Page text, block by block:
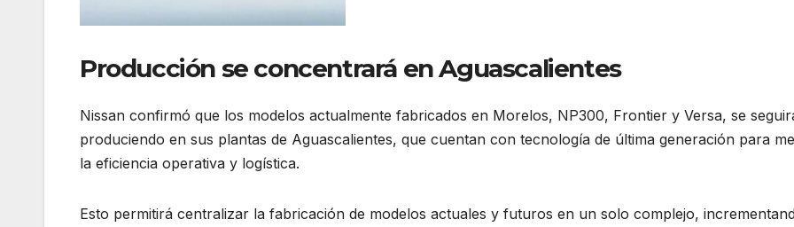
Producción se concentrará en Aguascalientes
Nissan confirmó que los modelos actualmente fabricados en Morelos, NP300, Frontier y Versa, se
produciendo en sus plantas de Aguascalientes, que cuentan con tecnología de última generación para
la eficiencia operativa y logística.
Esto permitirá centralizar la fabricación de modelos actuales y futuros en un solo complejo,